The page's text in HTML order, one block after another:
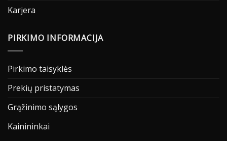
Karjera
PIRKIMO INFORMACIJA
Pirkimo taisyklės
Prekių pristatymas
Grąžinimo sąlygos
Kainininkai